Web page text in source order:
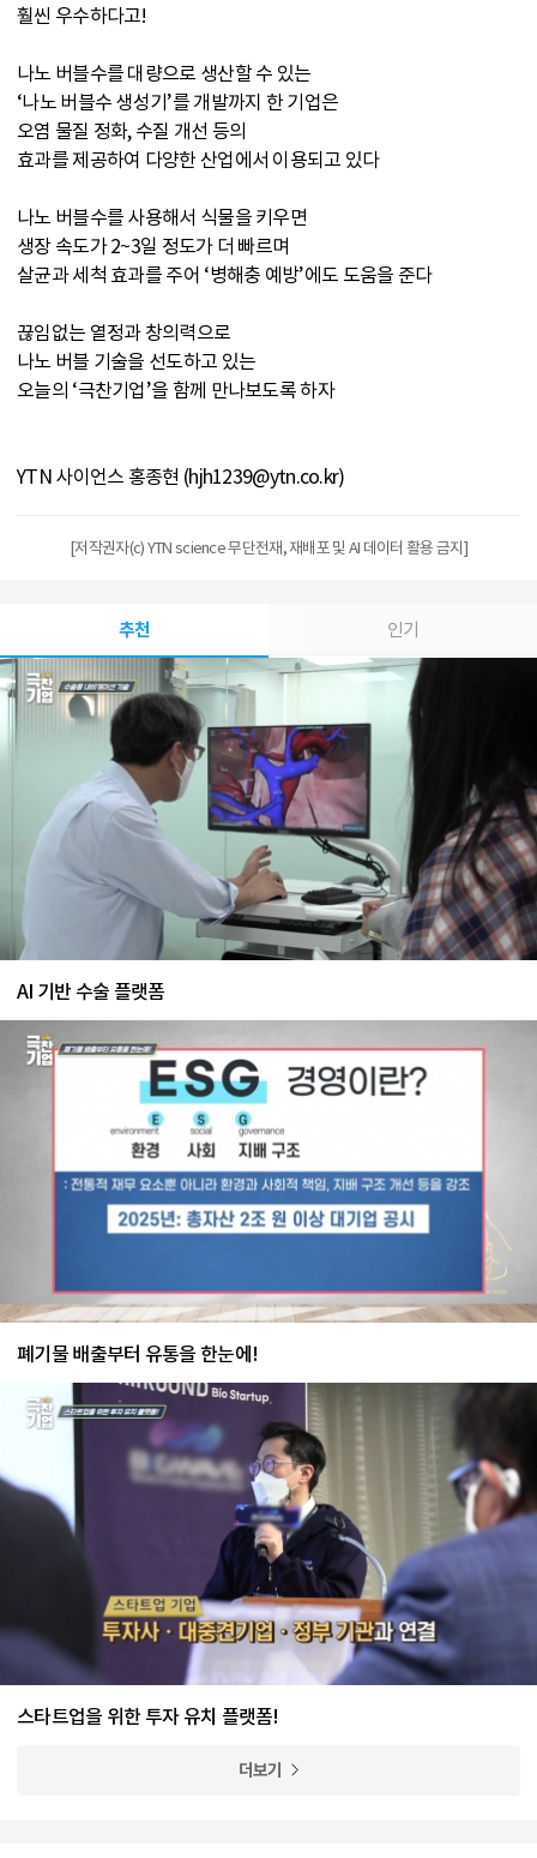
훨씬 우수하다고!
나노 버블수를 대량으로 생산할 수 있는
‘나노 버블수 생성기’를 개발까지 한 기업은
오염 물질 정화, 수질 개선 등의
효과를 제공하여 다양한 산업에서 이용되고 있다
나노 버블수를 사용해서 식물을 키우면
생장 속도가 2~3일 정도가 더 빠르며
살균과 세척 효과를 주어 ‘병해충 예방’에도 도움을 준다
끊임없는 열정과 창의력으로
나노 버블 기술을 선도하고 있는
오늘의 ‘극찬기업’을 함께 만나보도록 하자
YTN 사이언스 홍종현 (hjh1239@ytn.co.kr)
[저작권자(c) YTN science 무단전재, 재배포 및 AI 데이터 활용 금지]
추천 인기
AI 기반 수술 플랫폼
폐기물 배출부터 유통을 한눈에!
스타트업을 위한 투자 유치 플랫폼!
더보기